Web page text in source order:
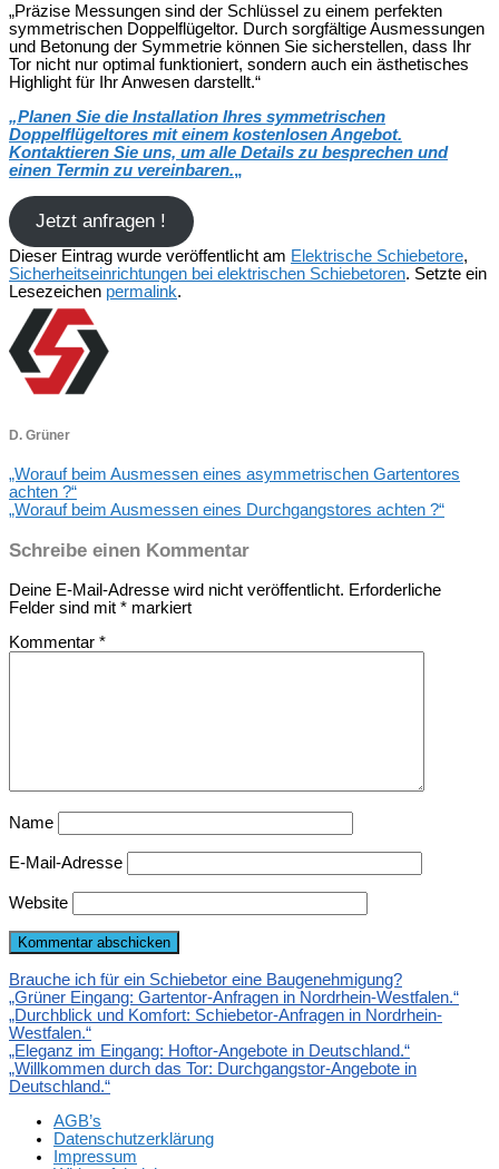
„Präzise Messungen sind der Schlüssel zu einem perfekten
symmetrischen Doppelflügeltor. Durch sorgfältige Ausmessungen
und Betonung der Symmetrie können Sie sicherstellen, dass Ihr
Tor nicht nur optimal funktioniert, sondern auch ein ästhetisches
Highlight für Ihr Anwesen darstellt.“
„Planen Sie die Installation Ihres symmetrischen
Doppelflügeltores mit einem kostenlosen Angebot.
Kontaktieren Sie uns, um alle Details zu besprechen und
einen Termin zu vereinbaren.„
Jetzt anfragen !
Dieser Eintrag wurde veröffentlicht am Elektrische Schiebetore,
Sicherheitseinrichtungen bei elektrischen Schiebetoren. Setzte ein
Lesezeichen permalink.
D. Grüner
„Worauf beim Ausmessen eines asymmetrischen Gartentores
achten ?“
„Worauf beim Ausmessen eines Durchgangstores achten ?“
Schreibe einen Kommentar
Deine E-Mail-Adresse wird nicht veröffentlicht. Erforderliche
Felder sind mit * markiert
Kommentar *
Name
E-Mail-Adresse
Website
Brauche ich für ein Schiebetor eine Baugenehmigung?
„Grüner Eingang: Gartentor-Anfragen in Nordrhein-Westfalen.“
„Durchblick und Komfort: Schiebetor-Anfragen in Nordrhein-
Westfalen.“
„Eleganz im Eingang: Hoftor-Angebote in Deutschland.“
„Willkommen durch das Tor: Durchgangstor-Angebote in
Deutschland.“
AGB’s
Datenschutzerklärung
Impressum